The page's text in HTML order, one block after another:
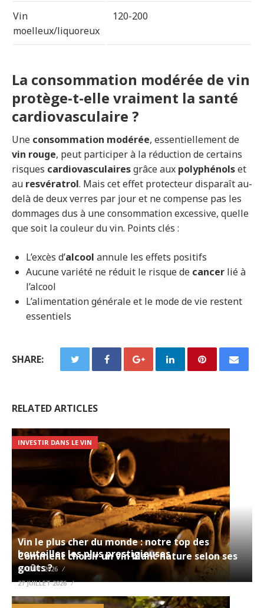
Vin
moelleux/liquoreux
120-200
La consommation modérée de vin
protège-t-elle vraiment la santé
cardiovasculaire ?
Une consommation modérée, essentiellement de
vin rouge, peut participer à la réduction de certains
risques cardiovasculairesgrâce aux polyphénolset
au resvératrol. Mais cet effet protecteur disparaît au-
delà de deux verres par jour et ne compense pas les
dommages dus à une consommation excessive, quelle
que soit la couleur du vin. Points clés :
L’excès d’alcool annule les effets positifs
Aucune variété ne réduit le risque de cancer lié à
l’alcool
L’alimentation générale et le mode de vie restent
essentiels
SHARE:
RELATED ARTICLES
INVESTIR DANS LE VIN
Vin le plus cher du monde : notre top des
bouteilles les plus prestigieuses
6 AOÛT 2026
Comment choisir un vin blanc nature selon ses
goûts ?
27 JUILLET 2026